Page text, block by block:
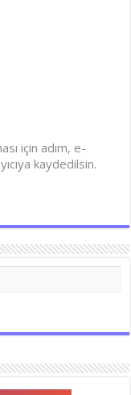
için adım, e-
kaydedilsin.